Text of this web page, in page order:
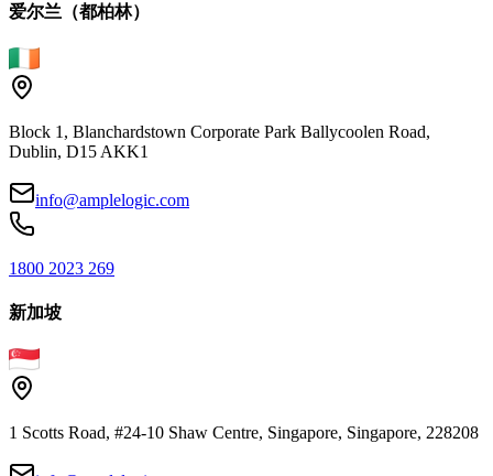
爱尔兰（都柏林）
Block 1, Blanchardstown Corporate Park Ballycoolen Road,
Dublin, D15 AKK1
info@amplelogic.com
1800 2023 269
新加坡
1 Scotts Road, #24-10 Shaw Centre, Singapore, Singapore, 228208